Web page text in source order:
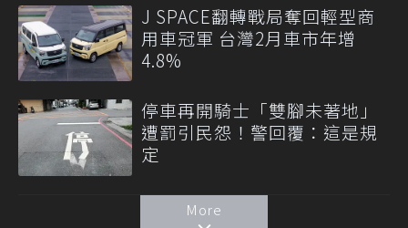
J SPACE翻轉戰局奪回輕型商
用車冠軍 台灣2月車市年增
4.8%
停車再開騎士「雙腳未著地」
遭罰引民怨！警回覆：這是規
定
More